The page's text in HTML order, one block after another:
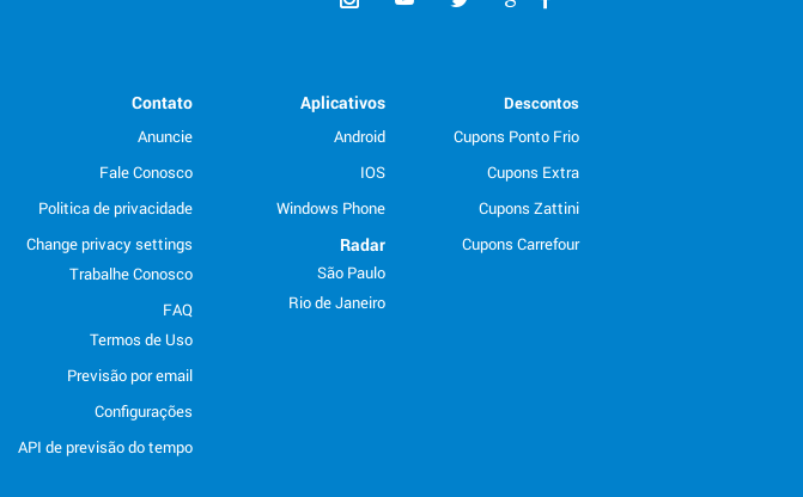
Descontos
Cupons Ponto Frio
Cupons Extra
Cupons Zattini
Cupons Carrefour
Aplicativos
Android
IOS
Windows Phone
Radar
São Paulo
Rio de Janeiro
Contato
Anuncie
Fale Conosco
Politica de privacidade
Change privacy settings
Trabalhe Conosco
FAQ
Termos de Uso
Previsão por email
Configurações
API de previsão do tempo